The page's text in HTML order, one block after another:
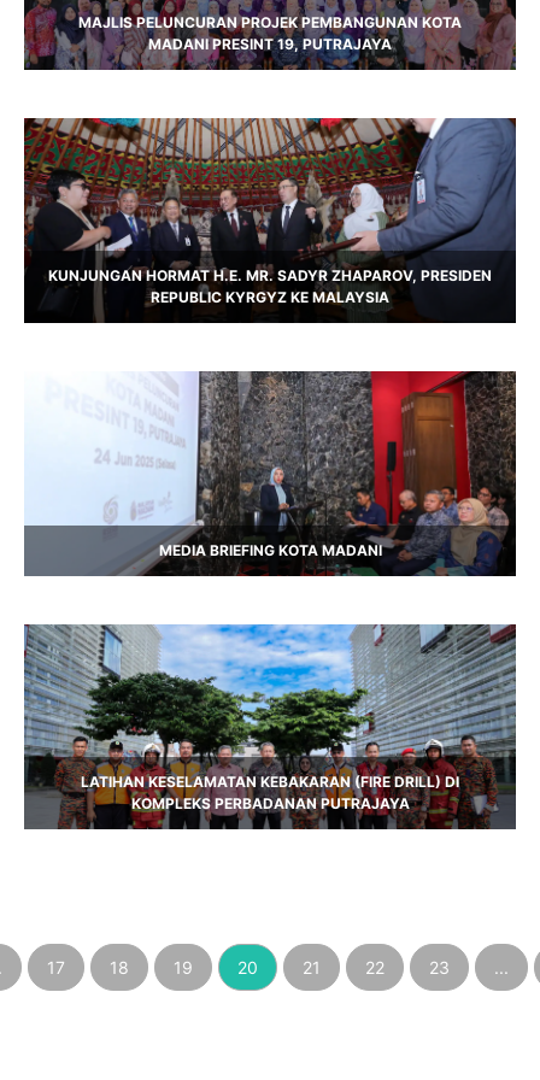
MAJLIS PELUNCURAN PROJEK PEMBANGUNAN KOTA
MADANI PRESINT 19, PUTRAJAYA
KUNJUNGAN HORMAT H.E. MR. SADYR ZHAPAROV, PRESIDEN
REPUBLIC KYRGYZ KE MALAYSIA
MEDIA BRIEFING KOTA MADANI
LATIHAN KESELAMATAN KEBAKARAN (FIRE DRILL) DI
KOMPLEKS PERBADANAN PUTRAJAYA
17 18 19 20 21 22 23 ...